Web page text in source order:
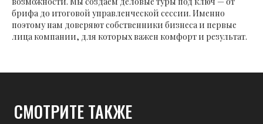
брифа до итоговой управленческой сессии. Именно
поэтому нам доверяют собственники бизнеса и первые
лица компании, для которых важен комфорт и результат.
СМОТРИТЕ ТАКЖЕ